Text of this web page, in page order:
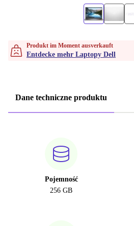
Produkt im Moment ausverkauft
Entdecke mehr Laptopy Dell
Dane techniczne produktu
Pojemność
256 GB